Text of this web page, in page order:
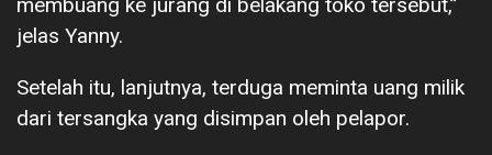
membuang ke jurang di belakang toko tersebut,”
jelas Yanny.
Setelah itu, lanjutnya, terduga meminta uang milik
dari tersangka yang disimpan oleh pelapor.